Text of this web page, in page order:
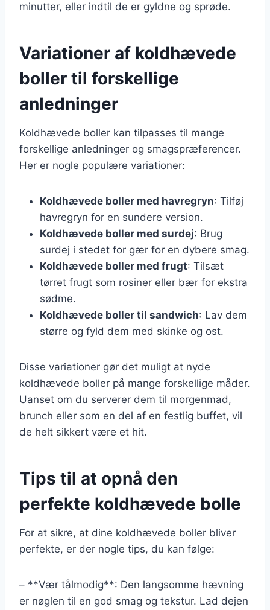
minutter, eller indtil de er gyldne og sprøde.
Variationer af koldhævede
boller til forskellige
anledninger
Koldhævede boller kan tilpasses til mange
forskellige anledninger og smagspræferencer.
Her er nogle populære variationer:
Koldhævede boller med havregryn: Tilføj
havregryn for en sundere version.
Koldhævede boller med surdej: Brug
surdej i stedet for gær for en dybere smag.
Koldhævede boller med frugt: Tilsæt
tørret frugt som rosiner eller bær for ekstra
sødme.
Koldhævede boller til sandwich: Lav dem
større og fyld dem med skinke og ost.
Disse variationer gør det muligt at nyde
koldhævede boller på mange forskellige måder.
Uanset om du serverer dem til morgenmad,
brunch eller som en del af en festlig buffet, vil
de helt sikkert være et hit.
Tips til at opnå den
perfekte koldhævede bolle
For at sikre, at dine koldhævede boller bliver
perfekte, er der nogle tips, du kan følge:
– **Vær tålmodig**: Den langsomme hævning
er nøglen til en god smag og tekstur. Lad dejen